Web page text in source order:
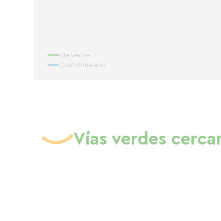
Vía verde
Gran itinerario
Vías verdes